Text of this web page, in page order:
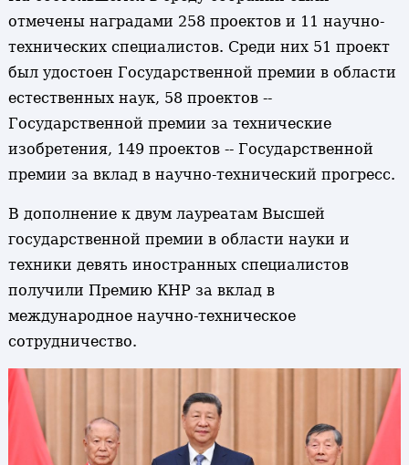
отмечены наградами 258 проектов и 11 научно-
технических специалистов. Среди них 51 проект
был удостоен Государственной премии в области
естественных наук, 58 проектов --
Государственной премии за технические
изобретения, 149 проектов -- Государственной
премии за вклад в научно-технический прогресс.
В дополнение к двум лауреатам Высшей
государственной премии в области науки и
техники девять иностранных специалистов
получили Премию КНР за вклад в
международное научно-техническое
сотрудничество.